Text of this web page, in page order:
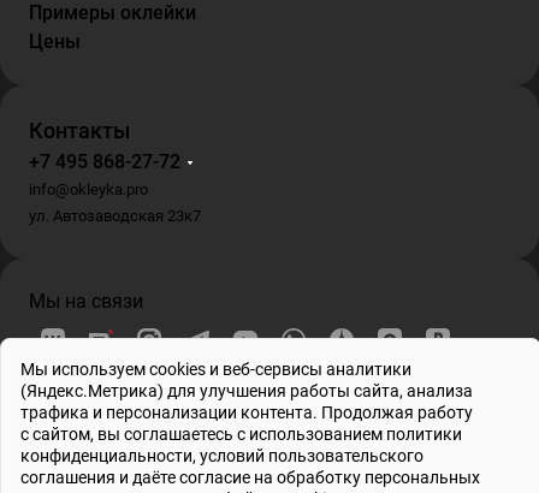
Примеры оклейки
Цены
Контакты
+7 495 868-27-72
info@okleyka.pro
ул. Автозаводская 23к7
Мы на связи
ИП Гриб О.В. , ИНН 695001862778, ОГРНИП 317695200010804
© 2026 Все права защищены
Мы используем cookies и веб-сервисы аналитики
(Яндекс.Метрика) для улучшения работы сайта, анализа
трафика и персонализации контента. Продолжая работу
с сайтом, вы соглашаетесь с использованием политики
конфиденциальности, условий пользовательского
соглашения и даётесогласие на обработку персональных